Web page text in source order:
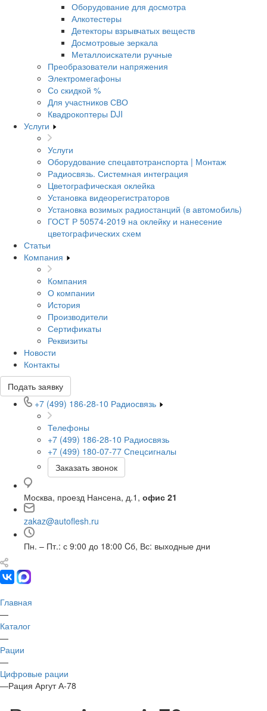
Оборудование для досмотра
Алкотестеры
Детекторы взрывчатых веществ
Досмотровые зеркала
Металлоискатели ручные
Преобразователи напряжения
Электромегафоны
Со скидкой %
Для участников СВО
Квадрокоптеры DJI
Услуги
Услуги
Оборудование спецавтотранспорта | Монтаж
Радиосвязь. Системная интеграция
Цветографическая оклейка
Установка видеорегистраторов
Установка возимых радиостанций (в автомобиль)
ГОСТ Р 50574-2019 на оклейку и нанесение
цветографических схем
Статьи
Компания
Компания
О компании
История
Производители
Сертификаты
Реквизиты
Новости
Контакты
Подать заявку
+7 (499) 186-28-10 Радиосвязь
Телефоны
+7 (499) 186-28-10 Радиосвязь
+7 (499) 180-07-77 Спецсигналы
Заказать звонок
Москва, проезд Нансена, д.1, офис 21
zakaz@autoflesh.ru
Пн. – Пт.: с 9:00 до 18:00 Cб, Вс: выходные дни
Главная
—
Каталог
—
Рации
—
Цифровые рации
—Рация Аргут А-78